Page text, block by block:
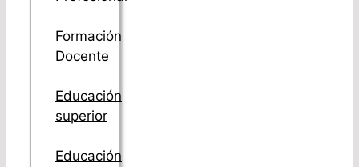
Formación
Docente
Educación
superior
Educación